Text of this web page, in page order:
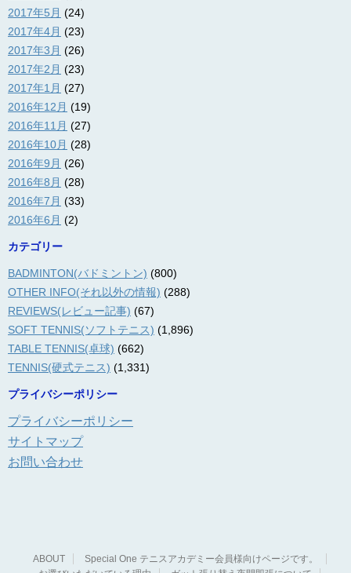
2017年5月 (24)
2017年4月 (23)
2017年3月 (26)
2017年2月 (23)
2017年1月 (27)
2016年12月 (19)
2016年11月 (27)
2016年10月 (28)
2016年9月 (26)
2016年8月 (28)
2016年7月 (33)
2016年6月 (2)
カテゴリー
BADMINTON(バドミントン) (800)
OTHER INFO(それ以外の情報) (288)
REVIEWS(レビュー記事) (67)
SOFT TENNIS(ソフトテニス) (1,896)
TABLE TENNIS(卓球) (662)
TENNIS(硬式テニス) (1,331)
プライバシーポリシー
プライバシーポリシー
サイトマップ
お問い合わせ
ABOUT
Special One テニスアカデミー会員様向けページです。